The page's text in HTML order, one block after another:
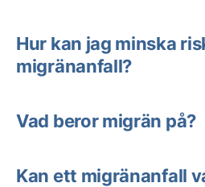
Hur kan jag minska
migränanfall?
Vad beror migrän på?
Kan ett migränanfall